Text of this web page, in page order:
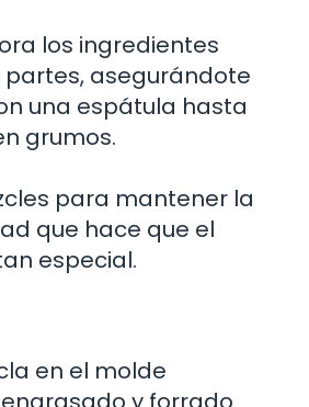
los ingredientes
partes, asegurándote
una espátula hasta
grumos.
para mantener la
que hace que el
especial.
en el molde